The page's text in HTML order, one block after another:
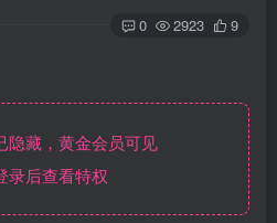
0 2923 9
藏，黄金会员可见
后查看特权